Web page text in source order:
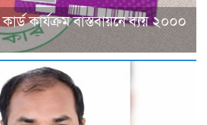
কার্যক্রম বাস্তবায়নে ব্যয় ২০০০